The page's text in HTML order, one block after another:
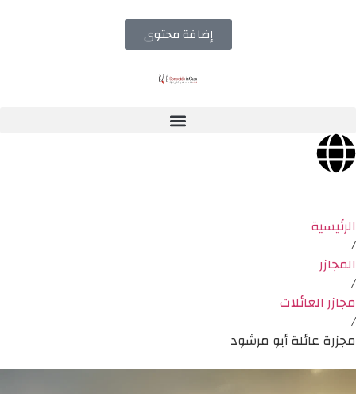
إضافة محتوى
الرئيسية
/
المجازر
/
مجازر العائلات
/
مجزرة عائلة أبو مرشود